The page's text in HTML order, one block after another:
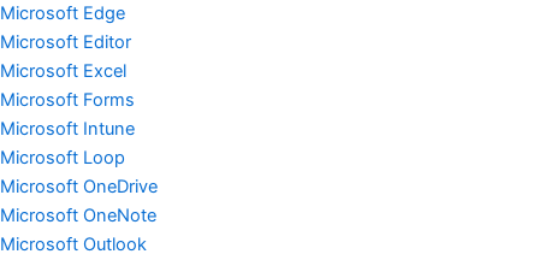
Microsoft Edge
Microsoft Editor
Microsoft Excel
Microsoft Forms
Microsoft Intune
Microsoft Loop
Microsoft OneDrive
Microsoft OneNote
Microsoft Outlook